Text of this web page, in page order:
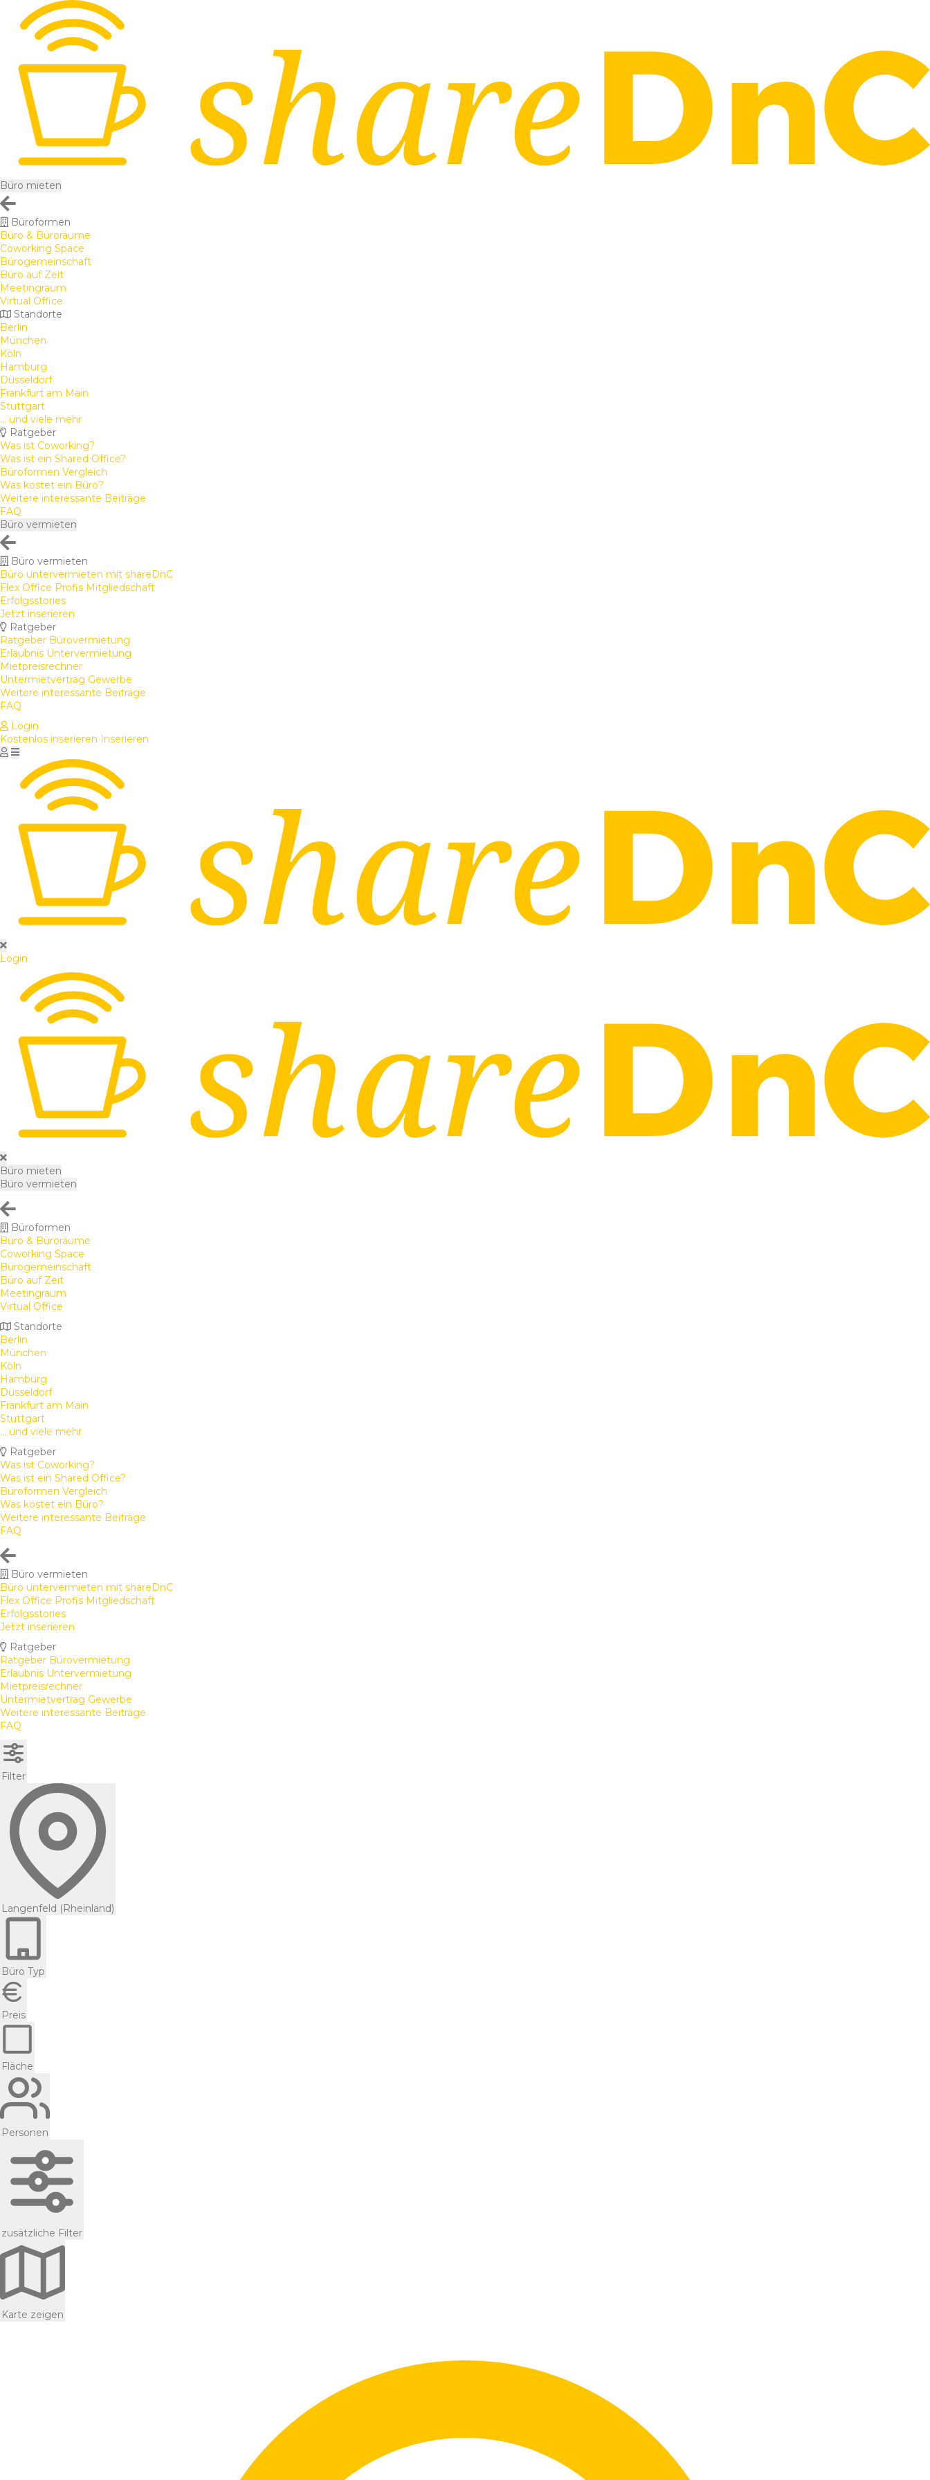
Büro mieten
Büroformen
Büro & Büroräume
Coworking Space
Bürogemeinschaft
Büro auf Zeit
Meetingraum
Virtual Office
Standorte
Berlin
München
Köln
Hamburg
Düsseldorf
Frankfurt am Main
Stuttgart
... und viele mehr
Ratgeber
Was ist Coworking?
Was ist ein Shared Office?
Büroformen Vergleich
Was kostet ein Büro?
Weitere interessante Beiträge
FAQ
Büro vermieten
Büro vermieten
Büro untervermieten mit shareDnC
Flex Office Profis Mitgliedschaft
Erfolgsstories
Jetzt inserieren
Ratgeber
Ratgeber Bürovermietung
Erlaubnis Untervermietung
Mietpreisrechner
Untermietvertrag Gewerbe
Weitere interessante Beiträge
FAQ
Login
Kostenlos inserieren Inserieren
Login
Büro mieten
Büro vermieten
Büroformen
Büro & Büroräume
Coworking Space
Bürogemeinschaft
Büro auf Zeit
Meetingraum
Virtual Office
Standorte
Berlin
München
Köln
Hamburg
Düsseldorf
Frankfurt am Main
Stuttgart
... und viele mehr
Ratgeber
Was ist Coworking?
Was ist ein Shared Office?
Büroformen Vergleich
Was kostet ein Büro?
Weitere interessante Beiträge
FAQ
Büro vermieten
Büro untervermieten mit shareDnC
Flex Office Profis Mitgliedschaft
Erfolgsstories
Jetzt inserieren
Ratgeber
Ratgeber Bürovermietung
Erlaubnis Untervermietung
Mietpreisrechner
Untermietvertrag Gewerbe
Weitere interessante Beiträge
FAQ
Filter
Langenfeld (Rheinland)
Büro Typ
Preis
Fläche
Personen
zusätzliche Filter
Karte zeigen